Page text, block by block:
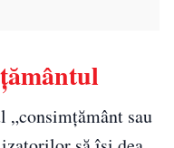
„consimțământ sau